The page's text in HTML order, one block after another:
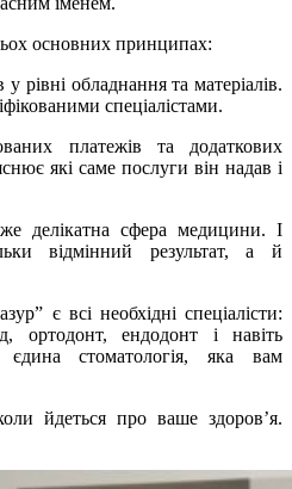
основних принципах:
рівні обладнання та матеріалів.
спеціалістами.
платежів та додаткових
які саме послуги він надав і
делікатна сфера медицини. І
відмінний результат, а й
є всі необхідні спеціалісти:
ортодонт, ендодонт і навіть
стоматологія, яка вам
йдеться про ваше здоров’я.